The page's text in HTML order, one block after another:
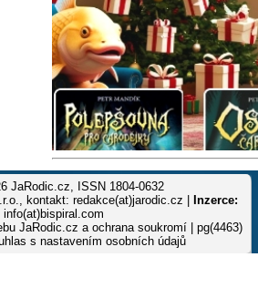
JaRodic.cz, ISSN 1804-0632
kontakt: redakce(at)jarodic.cz |
Inzerce:
info(at)bispiral.com
JaRodic.cz a ochrana soukromí | pg(4463)
s nastavením osobních údajů